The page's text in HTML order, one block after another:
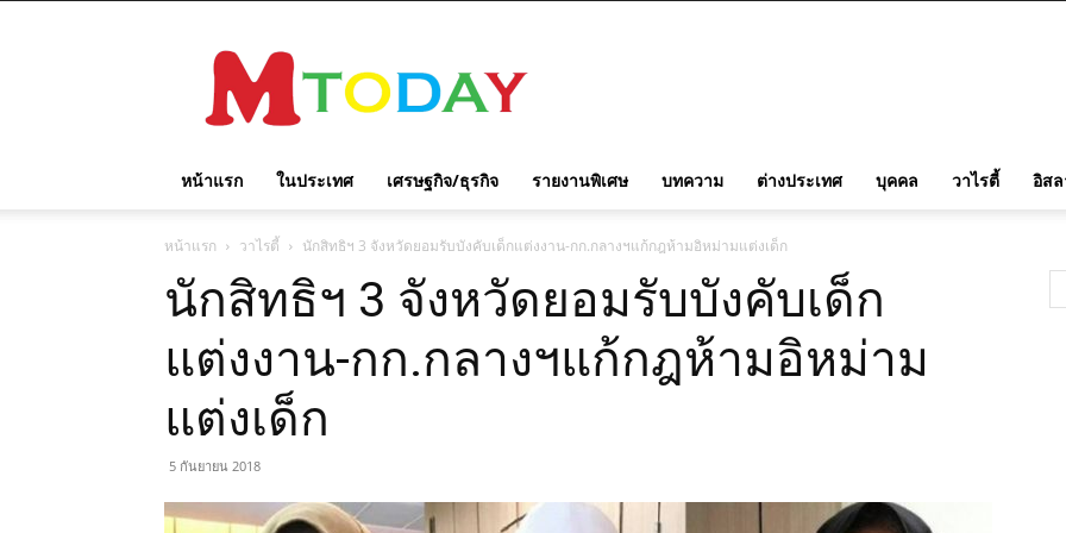
TODAY
หน้าแรก ในประเทศ เศรษฐกิจ/ธุรกิจ รายงานพิเศษ บทความ ต่างประเทศ บุคคล วาไรตี้ อิส
หน้าแรก วาไรตี้ นักสิทธิฯ 3 จังหวัดยอมรับบังคับเด็กแต่งงาน-กก.กลางฯแก้กฎห้ามอิหม่ามแต่งเด็ก
นักสิทธิฯ 3 จังหวัดยอมรับบังคับเด็ก
แต่งงาน-กก.กลางฯแก้กฎห้ามอิหม่าม
แต่งเด็ก
5 กันยายน 2018